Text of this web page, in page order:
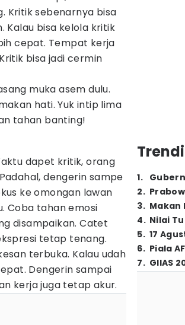
Kritik sebenarnya bisa
Kalau bisa kelola kritik
cepat. Tempat kerja
bisa jadi cermin
muka asem dulu.
hati. Yuk intip lima
tahan banting!
dapet kritik, orang
dengerin sampe
ke omongan lawan
Coba tahan emosi
disampaikan. Catet
tetap tenang.
terbuka. Kalau udah
Dengerin sampai
kerja juga tetap akur.
1.
2.
3. Makan
4. Nilai
5. 17
6. Piala
7. GIIAS